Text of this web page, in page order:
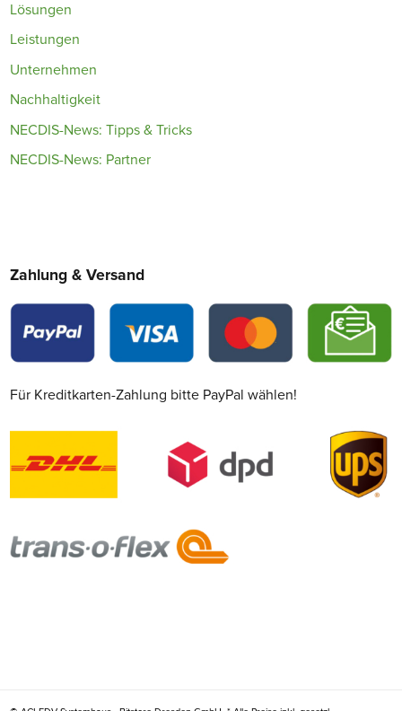
Lösungen
Leistungen
Unternehmen
Nachhaltigkeit
NECDIS-News: Tipps & Tricks
NECDIS-News: Partner
Zahlung & Versand
Für Kreditkarten-Zahlung bitte PayPal wählen!